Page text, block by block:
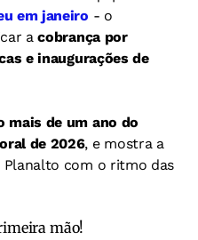
em janeiro - o
acobrança por
e inaugurações de
mais de um ano do
de 2026, e mostra a
Planalto com o ritmo das
mão!